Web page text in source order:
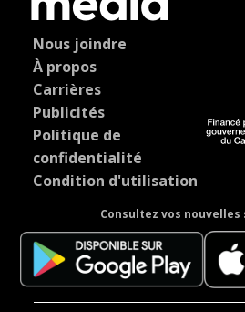
Nous joindre
À propos
Carrières
Publicités
Politique de
confidentialité
Condition d'utilisation
Consultez vos nouvelles